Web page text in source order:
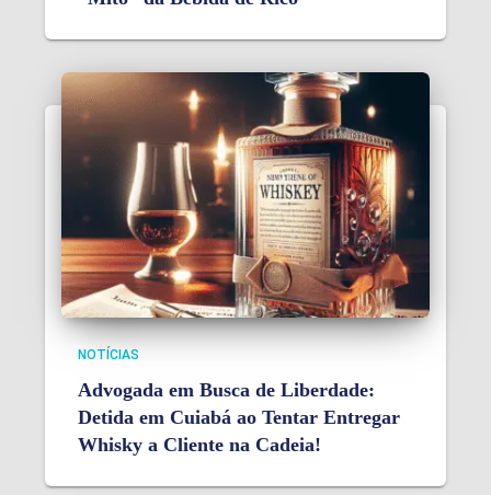
NOTÍCIAS
Advogada em Busca de Liberdade:
Detida em Cuiabá ao Tentar Entregar
Whisky a Cliente na Cadeia!